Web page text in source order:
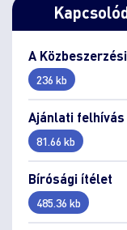
A
236 kb
Ajánlati felhívás
81.66 kb
Bírósági ítélet
485.36 kb